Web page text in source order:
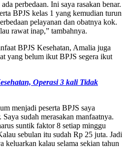
perbedaan. Ini saya rasakan benar.
BPJS kelas 1 yang kemudian turun
pelayanan dan obatnya kok.
rawat inap,” tambahnya.
BPJS Kesehatan, Amalia juga
yang belum ikut BPJS segera ikut
Operasi 3 kali Tidak
menjadi peserta BPJS saya
sudah merasakan manfaatnya.
suntik faktor 8 setiap minggu
sebulan itu sudah Rp 25 juta. Jadi
keluarkan kalau selama sekian tahun